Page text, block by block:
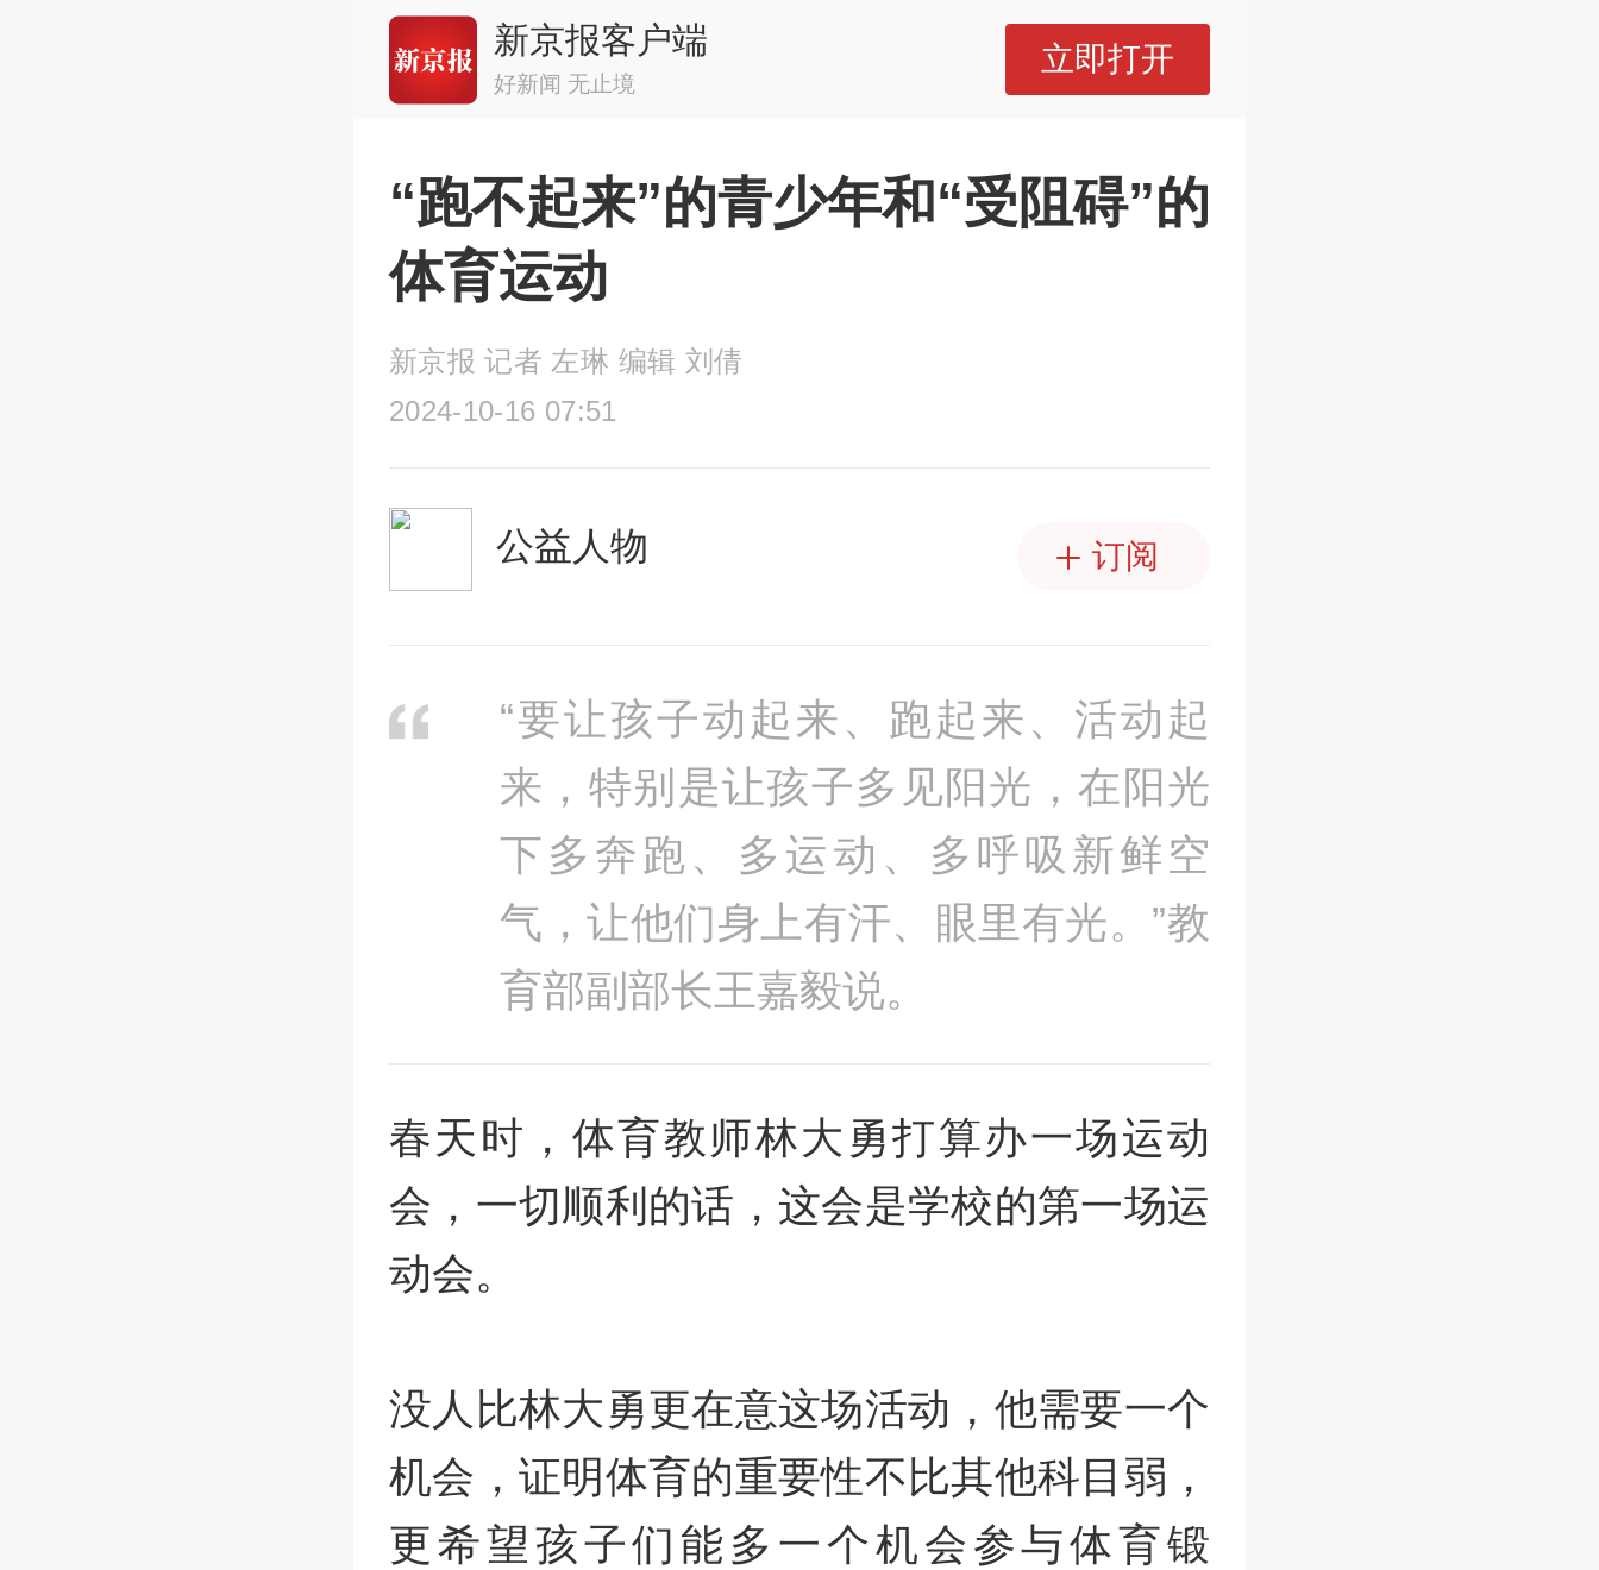
新京报客户端
好新闻 无止境
立即打开
“跑不起来”的青少年和“受阻碍”的
体育运动
新京报 记者 左琳 编辑 刘倩
2024-10-16 07:51
公益人物 订阅
“要让孩子动起来、跑起来、活动起
来，特别是让孩子多见阳光，在阳光
下多奔跑、多运动、多呼吸新鲜空
气，让他们身上有汗、眼里有光。”教
育部副部长王嘉毅说。
春天时，体育教师林大勇打算办一场运动
会，一切顺利的话，这会是学校的第一场运
动会。
没人比林大勇更在意这场活动，他需要一个
机会，证明体育的重要性不比其他科目弱，
更希望孩子们能多一个机会参与体育锻